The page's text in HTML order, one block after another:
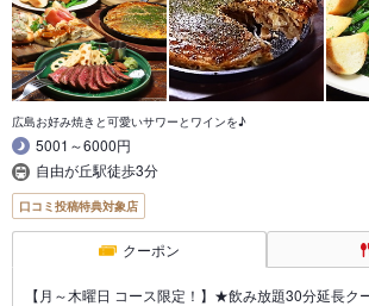
広島お好み焼きと可愛いサワーとワインを♪
5001～6000円
自由が丘駅徒歩3分
口コミ投稿特典対象店
クーポン
【月～木曜日 コース限定！】★飲み放題30分延長ク